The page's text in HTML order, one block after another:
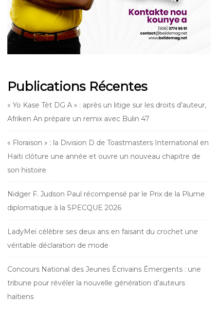
Publications Récentes
« Yo Kase Tèt DG A » : après un litige sur les droits d’auteur,
Afriken An prépare un remix avec Bulin 47
« Floraison » : la Division D de Toastmasters International en
Haïti clôture une année et ouvre un nouveau chapitre de
son histoire
Nidger F. Judson Paul récompensé par le Prix de la Plume
diplomatique à la SPECQUE 2026
LadyMeï célèbre ses deux ans en faisant du crochet une
véritable déclaration de mode
Concours National des Jeunes Écrivains Émergents : une
tribune pour révéler la nouvelle génération d’auteurs
haïtiens